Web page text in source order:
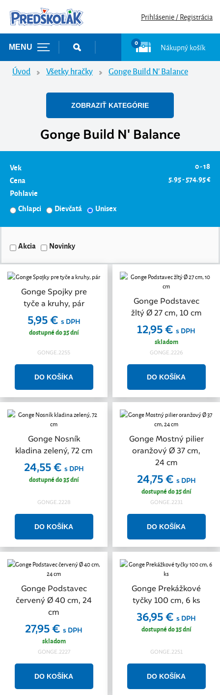
Prihlásenie / Registrácia
MENU
0 Nákupný košík
Úvod Všetky hračky Gonge Build N' Balance
ZOBRAZIŤ KATEGÓRIE
Gonge Build N' Balance
Vek
0 - 18
Cena
5.95 - 574.95 €
Pohlavie
Chlapci
Dievčatá Unisex
Akcia Novinky
Gonge Spojky pre
tyče a kruhy, pár
5,95 € s DPH
dostupné do 35 dní
GONGE.2255
Gonge Podstavec
žltý Ø 27 cm, 10 cm
12,95 € s DPH
skladom
GONGE.2226
Gonge Nosník
kladina zelený, 72 cm
24,55 € s DPH
dostupné do 35 dní
GONGE.2228
Gonge Mostný pilier
oranžový Ø 37 cm,
24 cm
24,75 € s DPH
dostupné do 35 dní
GONGE.2231
Gonge Podstavec
červený Ø 40 cm, 24
cm
27,95 € s DPH
skladom
GONGE.2227
Gonge Prekážkové
tyčky 100 cm, 6 ks
36,95 € s DPH
dostupné do 35 dní
GONGE.2251